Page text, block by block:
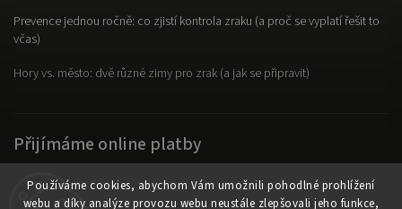
Používáme cookies, abychom Vám umožnili pohodlné prohlížení
webu a díky analýze provozu webu neustále zlepšovali jeho funkce,
Prevence jednou ročně: co zjistí kontrola zraku (a proč se vyplatí řešit to
včas)
Hory vs. město: dvě různé zimy pro zrak (a jak se připravit)
Přijímáme online platby